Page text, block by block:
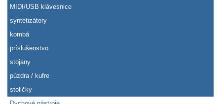
MIDI/USB klávesnice
syntetizátory
kombá
príslušenstvo
stojany
púzdra / kufre
stoličky